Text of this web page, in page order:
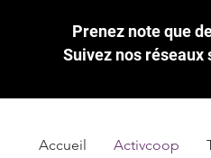
Prenez note que
Suivez nos
Accueil Activcoop